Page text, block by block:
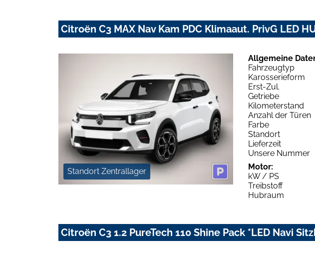
Citroën C3 MAX Nav Kam PDC Klimaaut. PrivG LED
Standort Zentrallager
Allgemeine
Fahrzeugtyp
Karosserieform
Erst-Zul.
Getriebe
Kilometerstand
Anzahl der Türen
Farbe
Standort
Lieferzeit
Unsere Nummer
Motor:
kW / PS
Treibstoff
Hubraum
Citroën C3 1.2 PureTech 110 Shine Pack *LED Navi